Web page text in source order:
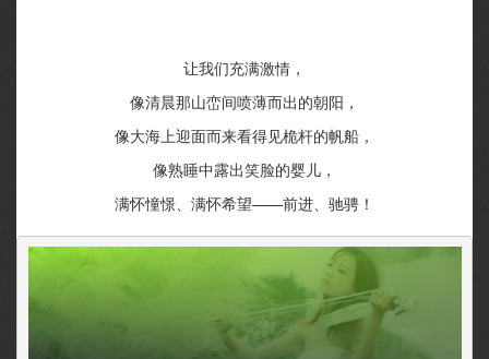
让我们充满激情，
像清晨那山峦间喷薄而出的朝阳，
像大海上迎面而来看得见桅杆的帆船，
像熟睡中露出笑脸的婴儿，
满怀憧憬、满怀希望——前进、驰骋！